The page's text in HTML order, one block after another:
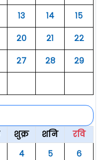
१३ १४
१५
२० २१
२२
२७ २८
२९
शुक्र शनि
रवि
४ ५
६